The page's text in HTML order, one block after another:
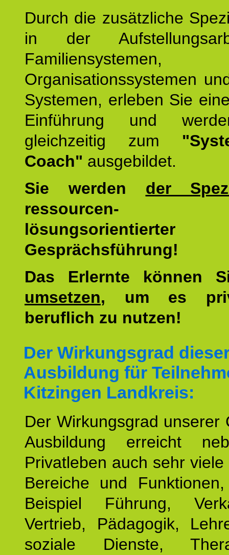
Durch die zusätzliche
in der
Familiensystemen,
Organisationssystemen
Systemen, erleben Sie
Einführung und
gleichzeitig zum
Coach" ausgebildet.
Sie werden der
lösungsorientierter
Gesprächsführung!
Das Erlernte können
umsetzen, um es
beruflich zu nutzen!
Der Wirkungsgrad
Ausbildung für
Kitzingen Landkreis:
Der Wirkungsgrad unserer
Ausbildung erreicht
Privatleben auch sehr
Bereiche und
Beispiel Führung,
Vertrieb, Pädagogik,
soziale Dienste,